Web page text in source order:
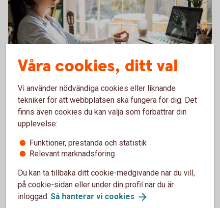
Har skärmen gått i tusen
bitar? Lugn, du kan vara
försäkrad.
Drulleförsäkring ingår när du handlar med ditt
Mastercard betal- och kreditkort. Du får även
prisförsäkring och möjlighet till förlängd garanti.
Shoppingdags? Försäkringar ingår i
Våra cookies, ditt val
Vi använder nödvändiga cookies eller liknande
tekniker för att webbplatsen ska fungera för dig. Det
finns även cookies du kan välja som förbättrar din
upplevelse:
Funktioner, prestanda och statistik
Relevant marknadsföring
Du kan ta tillbaka ditt cookie-medgivande när du vill,
på cookie-sidan eller under din profil när du är
inloggad. Så hanterar vi cookies .